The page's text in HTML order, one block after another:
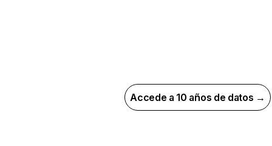
Accede a 10 años de datos →